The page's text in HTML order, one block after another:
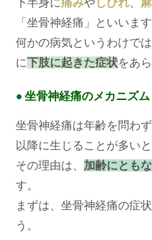
下半身に痛みやしびれ、
「坐骨神経痛」といいます
何かの病気というわけで
に下肢に起きた症状をあ
● 坐骨神経痛のメカニズム
坐骨神経痛は年齢を問わ
以降に生じることが多い
その理由は、 加齢にとも
す。
まずは、坐骨神経痛の症
う。